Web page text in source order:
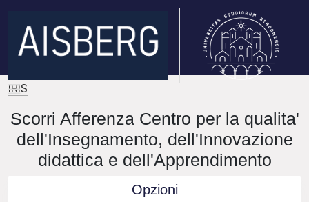
IRIS
Scorri Afferenza Centro per la qualita'
dell'Insegnamento, dell'Innovazione
didattica e dell'Apprendimento
Opzioni